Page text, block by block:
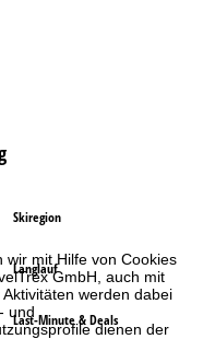
wir mit Hilfe von Cookies
GmbH, auch mit
werden dabei
und
dienen der
Skiregion
Langlauf
Last-Minute & Deals